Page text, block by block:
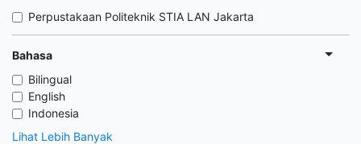
Perpustakaan Politeknik STIA LAN Jakarta
Bahasa
Bilingual
English
Indonesia
Lihat Lebih Banyak